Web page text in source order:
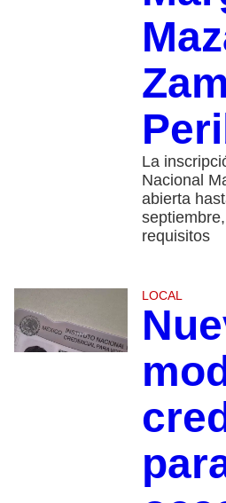
La
Nacional
abierta
requisitos
LOCAL